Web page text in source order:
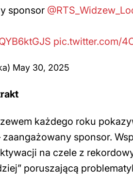
sponsor
pic.twitter.com/
May 30, 2025
każdego roku
sponsor.
na czele z
poruszającą